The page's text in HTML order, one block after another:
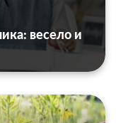
весело и